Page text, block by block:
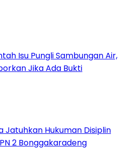
Isu Pungli Sambungan Air,
Jika Ada Bukti
Jatuhkan Hukuman Disiplin
2 Bonggakaradeng